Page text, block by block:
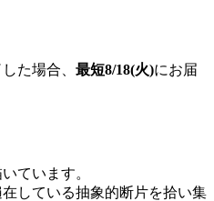
た場合、 最短8/18(火)にお届
ています。
している抽象的断片を拾い集